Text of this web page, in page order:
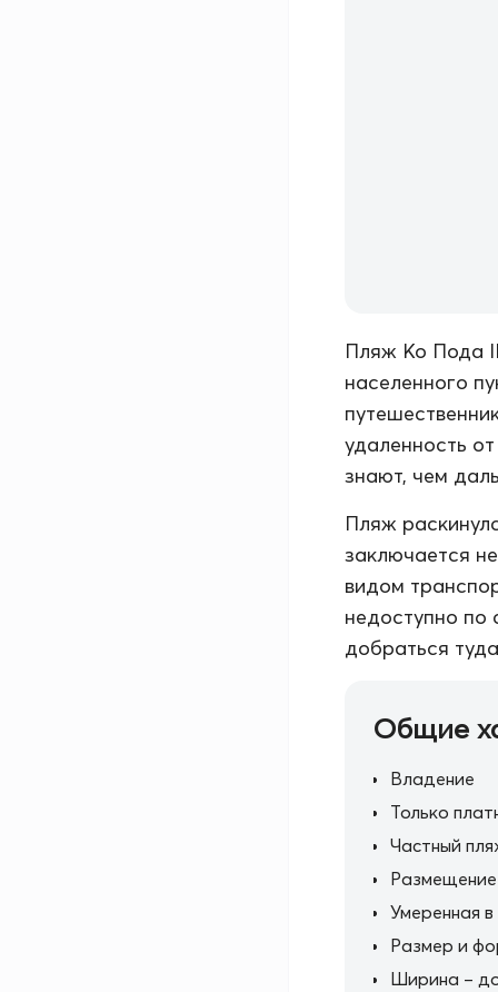
Пляж Ко Пода
населенного
удаленность
знают, чем
Пляж
заключается
видом
недоступно
добраться
Общие
Владение
Только
Частный
Размещение
Умеренная
Размер и
Ширина –